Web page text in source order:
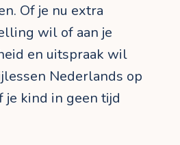
Of je nu extra
wil of aan je
en uitspraak wil
Nederlands op
je kind in geen tijd